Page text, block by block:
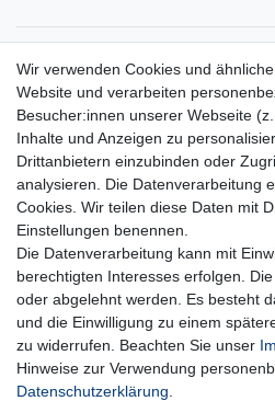
Aquaristik-Paradies Newsletter
E-MAIL **
Newsletter
Honig
Hiermit bestätige ich, dass ich die
**
Impressum
Wir verwenden Cookies und
Website und verarbeiten
Besucher:innen unserer Webseite
Inhalte und Anzeigen zu
Drittanbietern einzubinden oder
analysieren. Die Datenverarbeitung
Cookies. Wir teilen diese Daten mit
Einstellungen benennen.
Die Datenverarbeitung kann mit
berechtigten Interesses erfolgen.
oder abgelehnt werden. Es besteht
und die Einwilligung zu einem
zu widerrufen. Beachten Sie unser
Hinweise zur Verwendung
Daten­schutz­erklärung